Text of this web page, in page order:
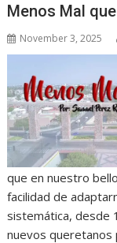
Menos Mal
November 3, 2025
que en nuestro
facilidad de
sistemática, desde
nuevos